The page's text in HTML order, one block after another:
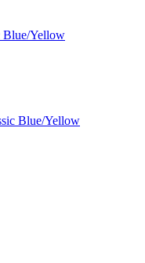
Yellow
Blue/Yellow